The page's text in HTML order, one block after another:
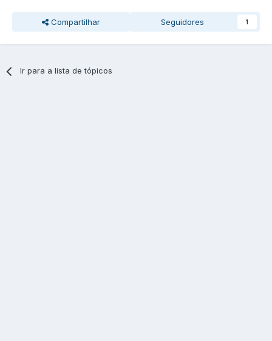
Compartilhar Seguidores 1
Ir para a lista de tópicos